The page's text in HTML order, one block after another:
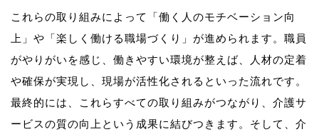
これらの取り組みによって「働く人のモチベーション向
上」や「楽しく働ける職場づくり」が進められます。職員
がやりがいを感じ、働きやすい環境が整えば、人材の定着
や確保が実現し、現場が活性化されるといった流れです。
最終的には、これらすべての取り組みがつながり、介護サ
ービスの質の向上という成果に結びつきます。そして、介